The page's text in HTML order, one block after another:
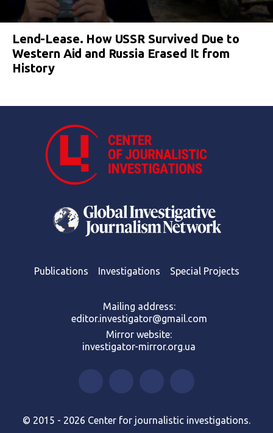
Lend-Lease. How USSR Survived Due to
Western Aid and Russia Erased It from
History
Publications Investigations Special Projects
Mailing address:
editor.investigator@gmail.com
Mirror website:
investigator-mirror.org.ua
© 2015 - 2026 Center for journalistic investigations.